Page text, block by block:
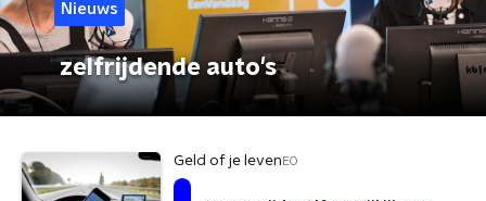
Nieuws
zelfrijdende auto's
Geld of je leven EO